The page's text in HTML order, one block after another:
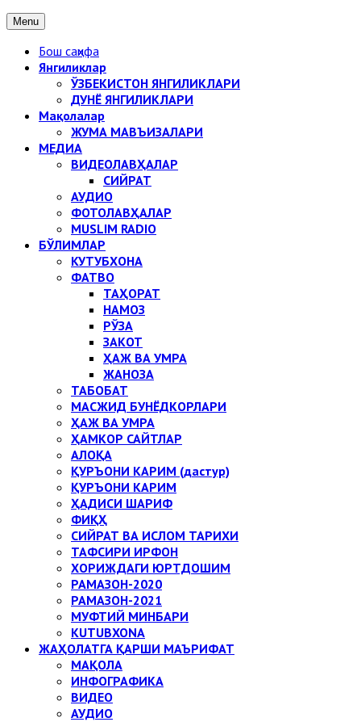
Menu
Бош саҳифа
Янгиликлар
ЎЗБЕКИСТОН ЯНГИЛИКЛАРИ
ДУНЁ ЯНГИЛИКЛАРИ
Мақолалар
ЖУМА МАВЪИЗАЛАРИ
МЕДИА
ВИДЕОЛАВҲАЛАР
СИЙРАТ
АУДИО
ФОТОЛАВҲАЛАР
MUSLIM RADIO
БЎЛИМЛАР
КУТУБХОНА
ФАТВО
ТАҲОРАТ
НАМОЗ
РЎЗА
ЗАКОТ
ҲАЖ ВА УМРА
ЖАНОЗА
ТАБОБАТ
МАСЖИД БУНЁДКОРЛАРИ
ҲАЖ ВА УМРА
ҲАМКОР САЙТЛАР
АЛОҚА
ҚУРЪОНИ КАРИМ (дастур)
ҚУРЪОНИ КАРИМ
ҲАДИСИ ШАРИФ
ФИҚҲ
СИЙРАТ ВА ИСЛОМ ТАРИХИ
ТАФСИРИ ИРФОН
ХОРИЖДАГИ ЮРТДОШИМ
РАМАЗОН-2020
РАМАЗОН-2021
МУФТИЙ МИНБАРИ
KUTUBXONA
ЖАҲОЛАТГА ҚАРШИ МАЪРИФАТ
МАҚОЛА
ИНФОГРАФИКА
ВИДЕО
АУДИО